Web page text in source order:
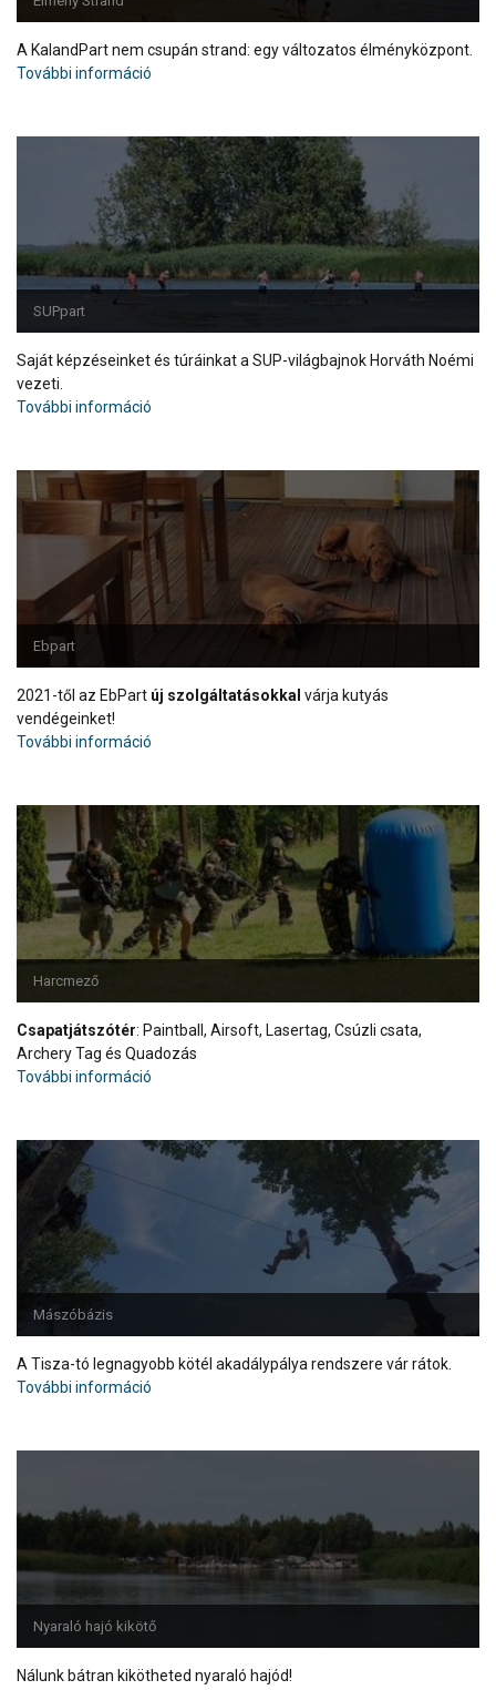
A KalandPart nem csupán strand: egy változatos élményközpont.
További információ
SUPpart
Saját képzéseinket és túráinkat a SUP-világbajnok Horváth Noémi
vezeti.
További információ
Ebpart
2021-től az EbPart új szolgáltatásokkal várja kutyás
vendégeinket!
További információ
Harcmező
Csapatjátszótér: Paintball, Airsoft, Lasertag, Csúzli csata,
Archery Tag és Quadozás
További információ
Mászóbázis
A Tisza-tó legnagyobb kötél akadálypálya rendszere vár rátok.
További információ
Nyaraló hajó kikötő
Nálunk bátran kikötheted nyaraló hajód!